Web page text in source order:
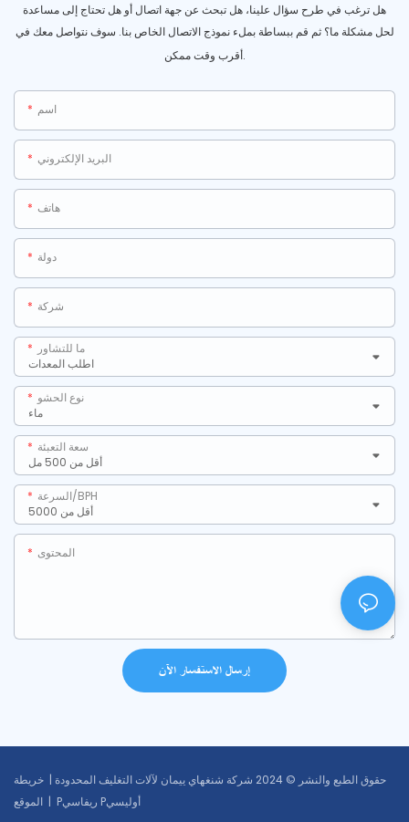
هل ترغب في طرح سؤال علينا، هل تبحث عن جهة اتصال أو هل تحتاج إلى مساعدة
لحل مشكلة ما؟ ثم قم ببساطة بملء نموذج الاتصال الخاص بنا. سوف نتواصل معك في
أقرب وقت ممكن.
اسم
البريد الإلكتروني
هاتف
دولة
شركة
ما للتشاور
نوع الحشو
سعة التعبئة
السرعة/BPH
المحتوى
إرسال الاستفسار الآن
حقوق الطبع والنشر © 2024 شركة شنغهاي ييمان لآلات التغليف المحدودة |
خريطة
|